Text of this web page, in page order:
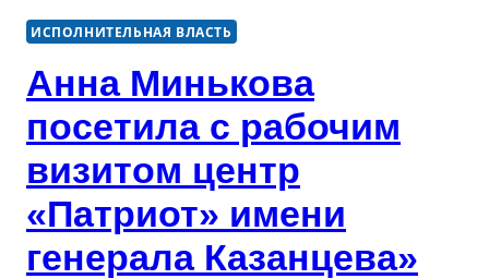
ИСПОЛНИТЕЛЬНАЯ ВЛАСТЬ
Анна Минькова
посетила с рабочим
визитом центр
«Патриот» имени
генерала Казанцева»